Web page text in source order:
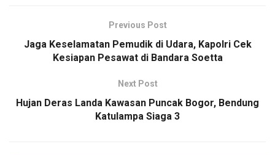
“Tim Jaksa eksekutor dan Kasubsi penuntutan melakukan
penangkapan tersangka Hasan Sjafei di Jalan SICC
penjara dan dinyatakan terbukti bersalah melakukan dan
turut serta memalsukan salah satu data bukti otentik
Sertifikat tanah milik PT Sentul City,” kata Widi, sapaan
Previous Post
Jaga Keselamatan Pemudik di Udara, Kapolri Cek
Kesiapan Pesawat di Bandara Soetta
Next Post
Hujan Deras Landa Kawasan Puncak Bogor, Bendung
Katulampa Siaga 3